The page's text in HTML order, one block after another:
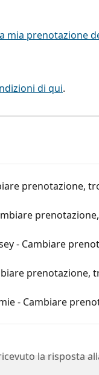
mia prenotazione
di qui.
prenotazione,
- Cambiare
prenotazione,
- Cambiare
la risposta